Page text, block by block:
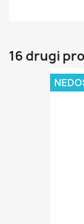
16 drugi